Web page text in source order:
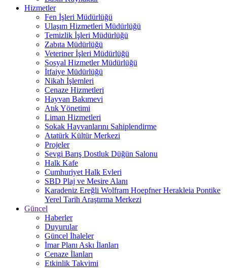
Hizmetler
Fen İşleri Müdürlüğü
Ulaşım Hizmetleri Müdürlüğü
Temizlik İşleri Müdürlüğü
Zabıta Müdürlüğü
Veteriner İşleri Müdürlüğü
Sosyal Hizmetler Müdürlüğü
İtfaiye Müdürlüğü
Nikah İşlemleri
Cenaze Hizmetleri
Hayvan Bakımevi
Atık Yönetimi
Liman Hizmetleri
Sokak Hayvanlarını Sahiplendirme
Atatürk Kültür Merkezi
Projeler
Sevgi Barış Dostluk Düğün Salonu
Halk Kafe
Cumhuriyet Halk Evleri
SBD Plaj ve Mesire Alanı
Karadeniz Ereğli Wolfram Hoepfner Herakleia Pontike
Yerel Tarih Araştırma Merkezi
Güncel
Haberler
Duyurular
Güncel İhaleler
İmar Planı Askı İlanları
Cenaze İlanları
Etkinlik Takvimi